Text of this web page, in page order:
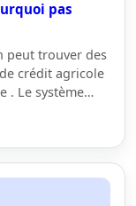
pas
peut trouver des
crédit agricole
. Le système…